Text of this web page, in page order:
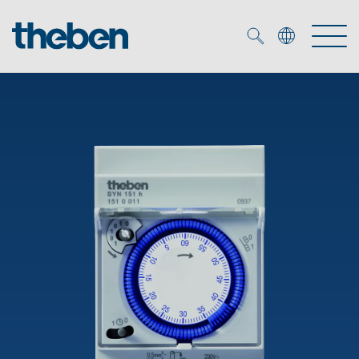
Smart Home
Detetores de presença e movimentos
Foco LED
Biblioteca de mídia
Seminários técnicos
Sistema de casa inteligente LUXORliving
Projetores de LED
Theben AG